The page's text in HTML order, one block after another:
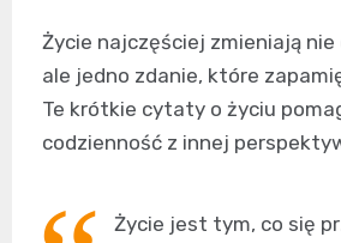
Życie najczęściej zmieniają nie
ale jedno zdanie, które
Te krótkie cytaty o życiu
codzienność z innej
Życie jest tym, co się